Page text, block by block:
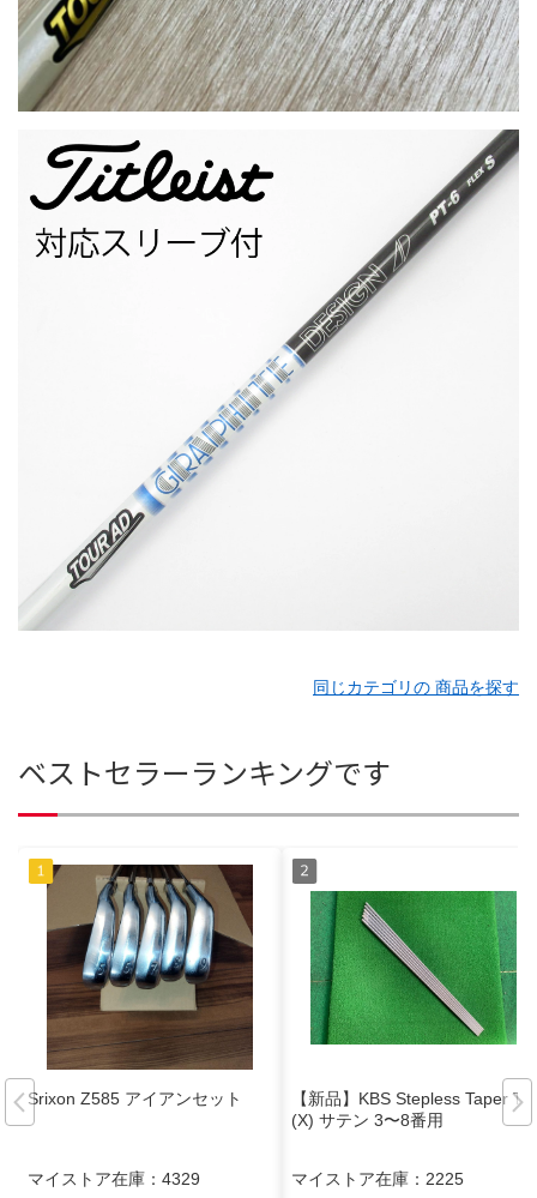
同じカテゴリの 商品を探す
ベストセラーランキングです
Srixon Z585 アイアンセット
マイストア在庫： 4329
【新品】KBS Stepless Taper Tip
(X) サテン 3〜8番用
マイストア在庫： 2225